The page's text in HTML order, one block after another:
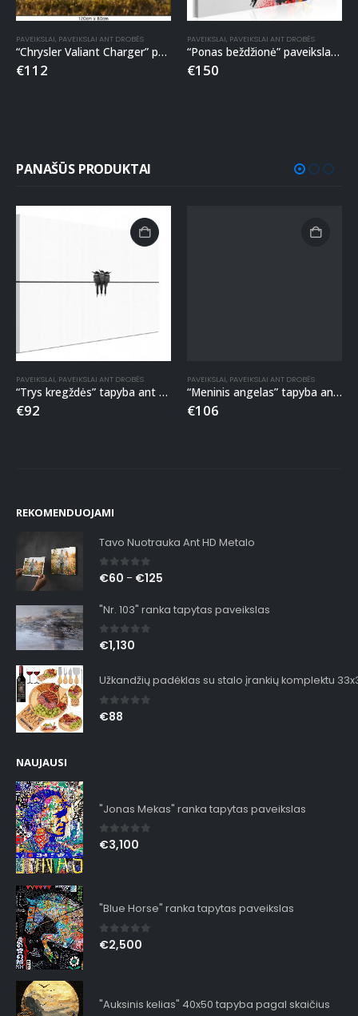
PAVEIKSLAI PAVEIKSLAI ANT DROBĖS
“Chrysler Valiant Charger” paveikslas ant drobės
€112
PAVEIKSLAI PAVEIKSLAI ANT DROBĖS
“Ponas beždžionė” paveikslas ant drobės
€150
PANAŠŪS PRODUKTAI
PAVEIKSLAI, PAVEIKSLAI ANT DROBĖS
“Trys kregždės” tapyba ant drobės
€92
PAVEIKSLAI, PAVEIKSLAI ANT DROBĖS
“Meninis angelas” tapyba ant drobės
€106
REKOMENDUOJAMI
Tavo Nuotrauka Ant HD Metalo
0out of 5
€60 – €125
"Nr. 103" ranka tapytas paveikslas
0out of 5
€1,130
Užkandžių padėklas su stalo įrankių komplektu
0out of 5
€88
NAUJAUSI
"Jonas Mekas" ranka tapytas paveikslas
0out of 5
€3,100
"Blue Horse" ranka tapytas paveikslas
0out of 5
€2,500
"Auksinis kelias" 40x50 tapyba pagal skaičius